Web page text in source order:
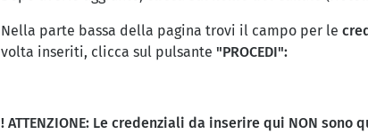
Nella parte bassa della pagina trovi il campo per le
volta inseriti, clicca sul pulsante "PROCEDI":
! ATTENZIONE: Le credenziali da inserire qui NON